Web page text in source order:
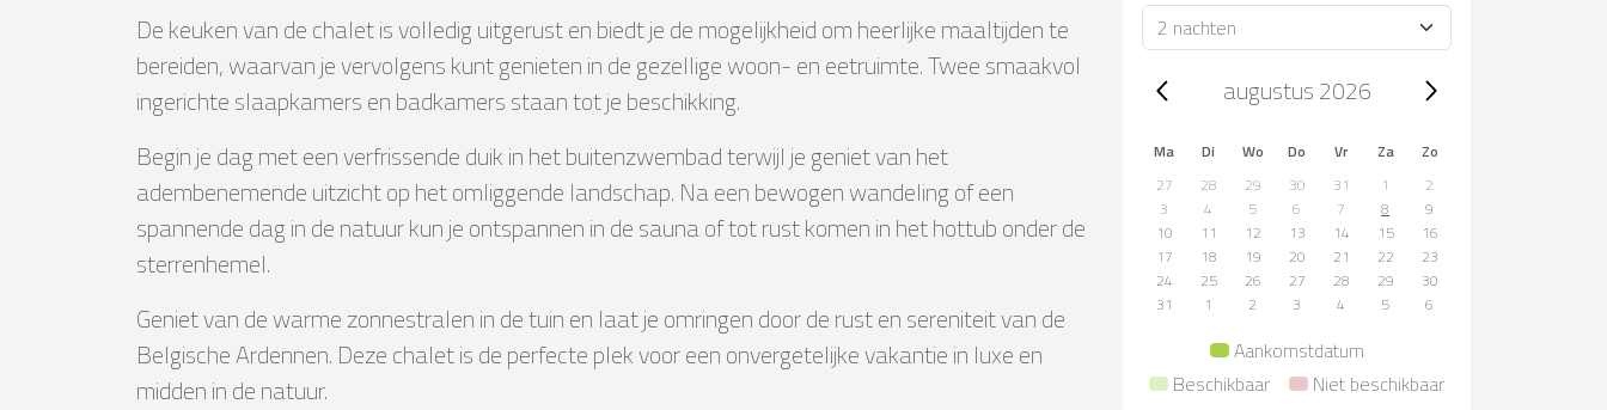
Verblijfsduur
Trip dates, augustus 2026
augustus 2026
Ma Di Wo Do Vr Za
Zo
27
28 29 30 31 1
2
3
4 5 6 7 8
9
10
11 12 13 14 15
16
17
18 19 20 21 22
23
24
25 26 27 28 29
30
31
1 2 3 4 5 6
Aankomstdatum
Beschikbaar
Niet beschikbaar
De keuken van de chalet is volledig uitgerust en biedt je de mogelijkheid om heerlijke maaltijden te
bereiden, waarvan je vervolgens kunt genieten in de gezellige woon- en eetruimte. Twee smaakvol
ingerichte slaapkamers en badkamers staan tot je beschikking.
Begin je dag met een verfrissende duik in het buitenzwembad terwijl je geniet van het
adembenemende uitzicht op het omliggende landschap. Na een bewogen wandeling of een
spannende dag in de natuur kun je ontspannen in de sauna of tot rust komen in het hottub onder de
sterrenhemel.
Geniet van de warme zonnestralen in de tuin en laat je omringen door de rust en sereniteit van de
Belgische Ardennen. Deze chalet is de perfecte plek voor een onvergetelijke vakantie in luxe en
midden in de natuur.